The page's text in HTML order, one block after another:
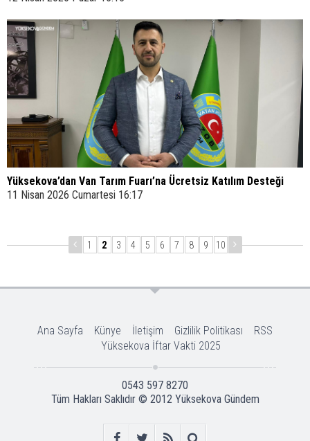
Yüksekova’dan Van Tarım Fuarı’na Ücretsiz Katılım Desteği
11 Nisan 2026 Cumartesi 16:17
1 2 3 4 5 6 7 8 9 10
Ana Sayfa Künye İletişim Gizlilik Politikası
RSS
Yüksekova İftar Vakti 2025
0543 597 8270
Tüm Hakları Saklıdır © 2012 Yüksekova Gündem